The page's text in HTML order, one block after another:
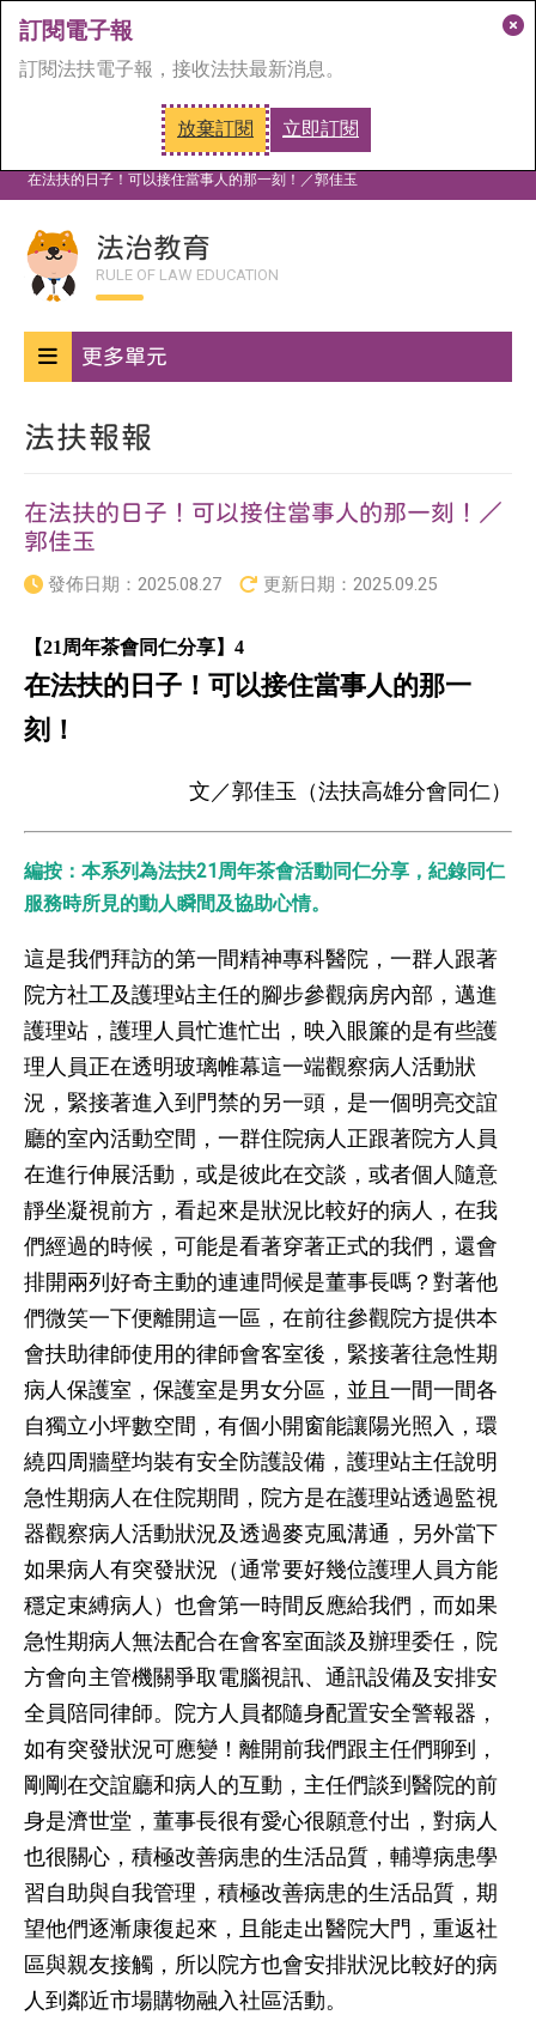
訂閱電子報
訂閱法扶電子報，接收法扶最新消息。
放棄訂閱 立即訂閱
視
窗
法扶報報
在法扶的日子！可以接住當事人的那一刻！／郭佳玉
法治教育
RULE OF LAW EDUCATION
更多單元
法扶報報
在法扶的日子！可以接住當事人的那一刻！／
郭佳玉
發佈日期： 2025.08.27 更新日期： 2025.09.25
【21周年茶會同仁分享】4
在法扶的日子！可以接住當事人的那一
刻！
文／郭佳玉（法扶高雄分會同仁）
編按：本系列為法扶21周年茶會活動同仁分享，紀錄同仁
服務時所見的動人瞬間及協助心情。
這是我們拜訪的第一間精神專科醫院，一群人跟著
院方社工及護理站主任的腳步參觀病房內部，邁進
護理站，護理人員忙進忙出，映入眼簾的是有些護
理人員正在透明玻璃帷幕這一端觀察病人活動狀
況，緊接著進入到門禁的另一頭，是一個明亮交誼
廳的室內活動空間，一群住院病人正跟著院方人員
在進行伸展活動，或是彼此在交談，或者個人隨意
靜坐凝視前方，看起來是狀況比較好的病人，在我
們經過的時候，可能是看著穿著正式的我們，還會
排開兩列好奇主動的連連問候是董事長嗎？對著他
們微笑一下便離開這一區，在前往參觀院方提供本
會扶助律師使用的律師會客室後，緊接著往急性期
病人保護室，保護室是男女分區，並且一間一間各
自獨立小坪數空間，有個小開窗能讓陽光照入，環
繞四周牆壁均裝有安全防護設備，護理站主任說明
急性期病人在住院期間，院方是在護理站透過監視
器觀察病人活動狀況及透過麥克風溝通，另外當下
如果病人有突發狀況（通常要好幾位護理人員方能
穩定束縛病人）也會第一時間反應給我們，而如果
急性期病人無法配合在會客室面談及辦理委任，院
方會向主管機關爭取電腦視訊、通訊設備及安排安
全員陪同律師。院方人員都隨身配置安全警報器，
如有突發狀況可應變！離開前我們跟主任們聊到，
剛剛在交誼廳和病人的互動，主任們談到醫院的前
身是濟世堂，董事長很有愛心很願意付出，對病人
也很關心，積極改善病患的生活品質，輔導病患學
習自助與自我管理，積極改善病患的生活品質，期
望他們逐漸康復起來，且能走出醫院大門，重返社
區與親友接觸，所以院方也會安排狀況比較好的病
人到鄰近市場購物融入社區活動。